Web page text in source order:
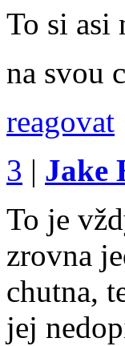
To si asi
na svou
reagovat
3 | Jake
To je
zrovna
chutna,
jej